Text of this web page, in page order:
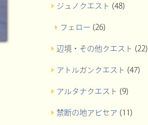
ジュノクエスト (48)
フェロー (26)
辺境・その他クエスト (22)
アトルガンクエスト (47)
アルタナクエスト (9)
禁断の地アビセア (11)